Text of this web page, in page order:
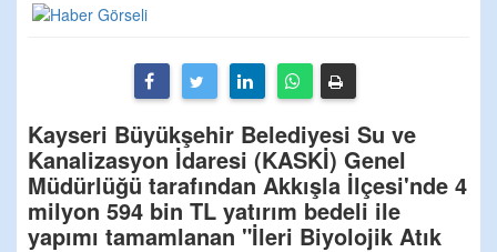
Kayseri Büyükşehir Belediyesi Su ve
Kanalizasyon İdaresi (KASKİ) Genel
Müdürlüğü tarafından Akkışla İlçesi'nde 4
milyon 594 bin TL yatırım bedeli ile
yapımı tamamlanan "İleri Biyolojik Atık